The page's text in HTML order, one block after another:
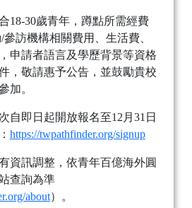
18-30歲青年，蹲點所需經費
訪機構相關費用、生活費、
申請者語言及學歷背景等資格
，敬請惠予公告，並鼓勵貴校
加。
自即日起開放報名至12月31日
https://twpathfinder.org/signup
資訊調整，依青年百億海外圓
查詢為準
about）。